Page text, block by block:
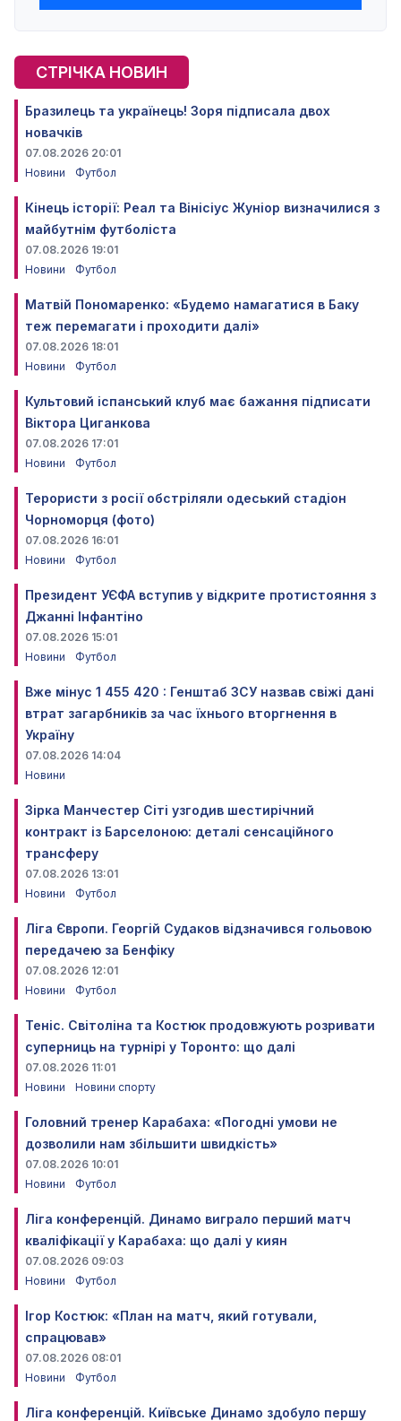
СТРІЧКА НОВИН
Бразилець та українець! Зоря підписала двох
новачків
07.08.2026 20:01
Новини
Футбол
Кінець історії: Реал та Вінісіус Жуніор визначилися з
майбутнім футболіста
07.08.2026 19:01
Новини
Футбол
Матвій Пономаренко: «Будемо намагатися в Баку
теж перемагати і проходити далі»
07.08.2026 18:01
Новини
Футбол
Культовий іспанський клуб має бажання підписати
Віктора Циганкова
07.08.2026 17:01
Новини
Футбол
Терористи з росії обстріляли одеський стадіон
Чорноморця (фото)
07.08.2026 16:01
Новини
Футбол
Президент УЄФА вступив у відкрите протистояння з
Джанні Інфантіно
07.08.2026 15:01
Новини
Футбол
Вже мінус 1 455 420 : Генштаб ЗСУ назвав свіжі дані
втрат загарбників за час їхнього вторгнення в
Україну
07.08.2026 14:04
Новини
Зірка Манчестер Сіті узгодив шестирічний
контракт із Барселоною: деталі сенсаційного
трансферу
07.08.2026 13:01
Новини
Футбол
Ліга Європи. Георгій Судаков відзначився гольовою
передачею за Бенфіку
07.08.2026 12:01
Новини
Футбол
Теніс. Світоліна та Костюк продовжують розривати
суперниць на турнірі у Торонто: що далі
07.08.2026 11:01
Новини
Новини спорту
Головний тренер Карабаха: «Погодні умови не
дозволили нам збільшити швидкість»
07.08.2026 10:01
Новини
Футбол
Ліга конференцій. Динамо виграло перший матч
кваліфікації у Карабаха: що далі у киян
07.08.2026 09:03
Новини
Футбол
Ігор Костюк: «План на матч, який готували,
спрацював»
07.08.2026 08:01
Новини
Футбол
Ліга конференцій. Київське Динамо здобуло першу